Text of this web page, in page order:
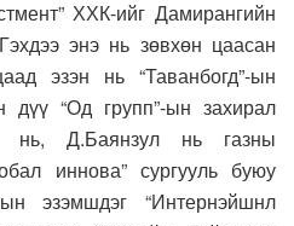
ХХК-ийг Дамирангийн
энэ нь зөвхөн цаасан
эзэн нь “Таванбогд”-ын
дүү “Од групп”-ын захирал
нь, Д.Баянзул нь газны
иннова” сургууль буюу
эзэмшдэг “Интернэйшнл